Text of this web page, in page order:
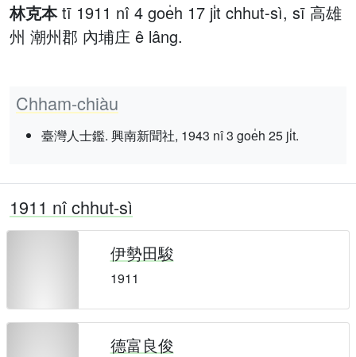
林克本tī 1911 nî 4 goe̍h 17 ji̍t chhut-sì, sī 高雄
州 潮州郡 內埔庄 ê lâng.
Chham-chiàu
臺灣人士鑑. 興南新聞社, 1943 nî 3 goe̍h 25 ji̍t.
1911 nî chhut-sì
伊勢田駿
1911
德富良俊